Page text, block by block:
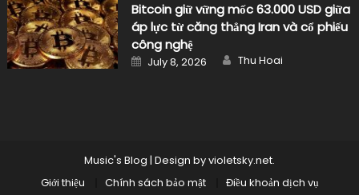
Bitcoin giữ vững mốc 63.000 USD giữa
áp lực từ căng thẳng Iran và cổ phiếu
công nghệ
Posted
on
July 8, 2026 Author
Thu Hoai
Music's Blog | Design byvioletsky.net.
Giới thiệu
Chính sách bảo mật
Điều khoản dịch vụ